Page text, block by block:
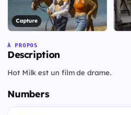
Capture
À PROPOS
Description
Hot Milk est un film de drame.
Numbers